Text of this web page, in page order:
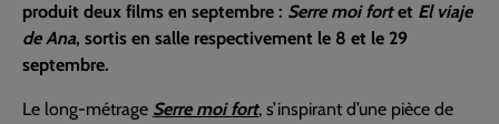
produit deux films en septembre : Serre moi fortet El viaje
de Ana, sortis en salle respectivement le 8 et le 29
septembre.
Le long-métrage Serre moi fort, s’inspirant d’une pièce de